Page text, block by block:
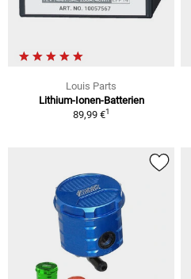
Louis Parts
Lithium-Ionen-Batterien
89,99 €1